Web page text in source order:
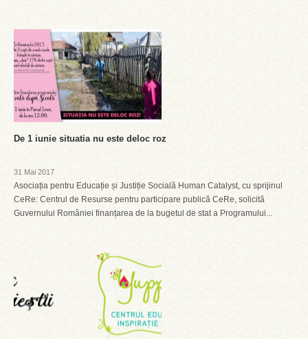
De 1 iunie situatia nu este deloc roz
31 Mai 2017
Asociația pentru Educație și Justiție Socială Human Catalyst, cu sprijinul
CeRe: Centrul de Resurse pentru participare publică CeRe, solicită
Guvernului României finanțarea de la bugetul de stat a Programului...